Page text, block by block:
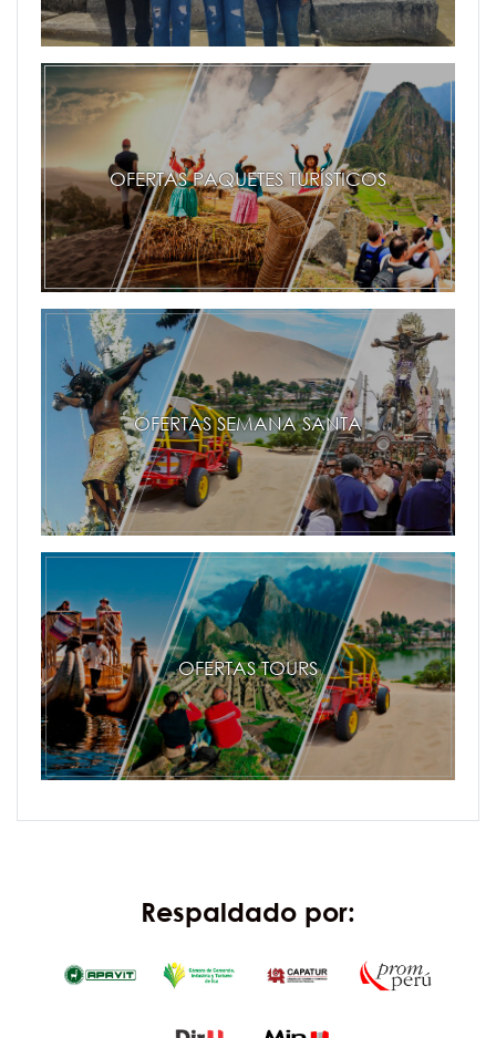
OFERTAS PAQUETES TURÍSTICOS
OFERTAS SEMANA SANTA
OFERTAS TOURS
Respaldado por: